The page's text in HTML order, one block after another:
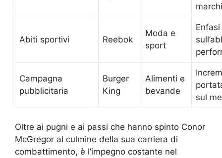
Abiti sportivi Reebok
Moda e
sport
Enfasi
Campagna
pubblicitaria
Burger
King
Alimenti e
bevande
sul
Oltre ai pugni e ai passi che hanno spinto Conor
McGregor al culmine della sua carriera di
combattimento, è l’impegno costante nel